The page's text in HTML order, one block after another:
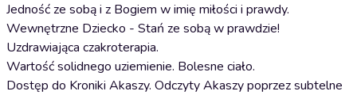
Jedność ze sobą i z Bogiem w imię miłości i prawdy.
Wewnętrzne Dziecko - Stań ze sobą w prawdzie!
Uzdrawiająca czakroterapia.
Wartość solidnego uziemienie. Bolesne ciało.
Dostęp do Kroniki Akaszy. Odczyty Akaszy poprzez subtelne